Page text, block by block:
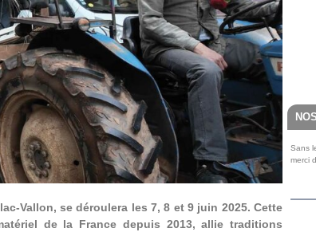
Vallon, se déroulera les 7, 8 et 9 juin 2025. Cette
de la France depuis 2013, allie traditions
Sans
merci